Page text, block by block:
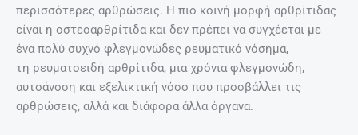
περισσότερες αρθρώσεις. H πιο κοινή μορφή αρθρίτιδας
είναι η οστεοαρθρίτιδα και δεν πρέπει να συγχέεται με
ένα πολύ συχνό φλεγμονώδες ρευματικό νόσημα,
τη ρευματοειδή αρθρίτιδα, μια χρόνια φλεγμονώδη,
αυτοάνοση και εξελικτική νόσο που προσβάλλει τις
αρθρώσεις, αλλά και διάφορα άλλα όργανα.